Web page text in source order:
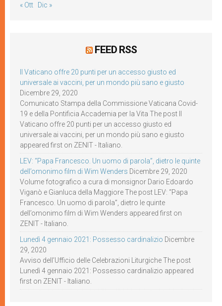
« Ott Dic »
FEED RSS
Il Vaticano offre 20 punti per un accesso giusto ed
universale ai vaccini, per un mondo più sano e giusto
Dicembre 29, 2020
Comunicato Stampa della Commissione Vaticana Covid-
19 e della Pontificia Accademia per la Vita The post Il
Vaticano offre 20 punti per un accesso giusto ed
universale ai vaccini, per un mondo più sano e giusto
appeared first on ZENIT - Italiano.
LEV: “Papa Francesco. Un uomo di parola”, dietro le quinte
dell’omonimo film di Wim Wenders Dicembre 29, 2020
Volume fotografico a cura di monsignor Dario Edoardo
Viganò e Gianluca della Maggiore The post LEV: “Papa
Francesco. Un uomo di parola”, dietro le quinte
dell’omonimo film di Wim Wenders appeared first on
ZENIT - Italiano.
Lunedì 4 gennaio 2021: Possesso cardinalizio Dicembre
29, 2020
Avviso dell’Ufficio delle Celebrazioni Liturgiche The post
Lunedì 4 gennaio 2021: Possesso cardinalizio appeared
first on ZENIT - Italiano.